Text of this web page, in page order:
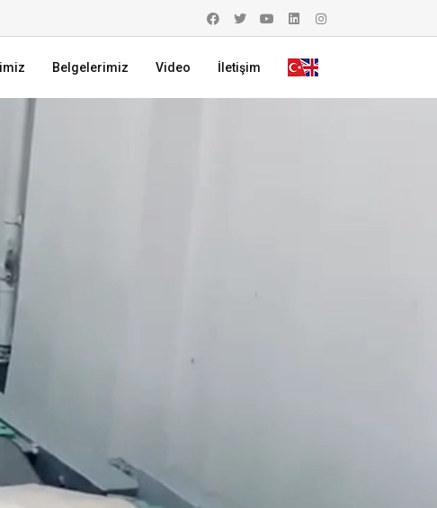
Belgelerimiz Video İletişim